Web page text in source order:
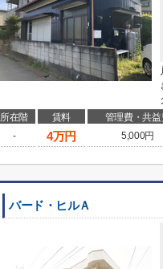
所在階 賃料 管理費・共益
-
4万円 5,000円
バード・ヒルＡ